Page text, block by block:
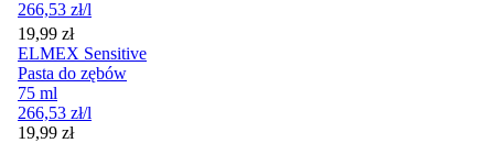
266,53 zł/l
Cena
19,99 zł
ELMEX Sensitive
Pasta do zębów
75 ml
266,53 zł/l
Cena
19,99 zł